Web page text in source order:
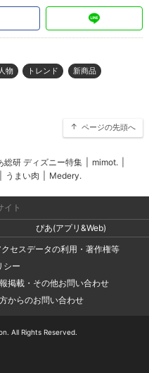
人物 トレンド 新商品
ページの先頭へ
総研 ディズニー特集 mimot.
うまい肉 Medery.
イト
ぴあ(アプリ&Web)
クセスデータの利用・著作権等
シー
掲載・その他お問い合わせ
からのお問い合わせ
All Rights Reserved.